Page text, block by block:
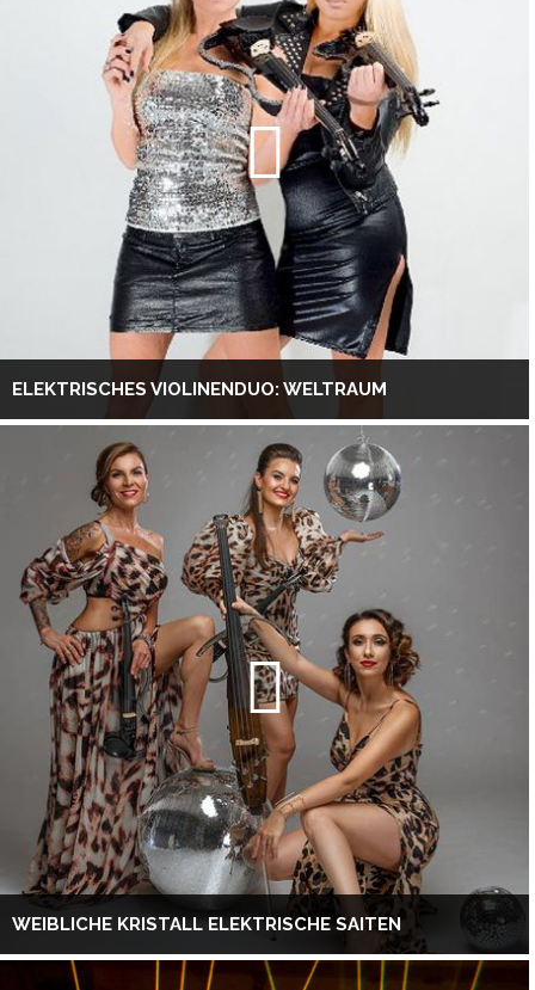
ELEKTRISCHES VIOLINENDUO: WELTRAUM
WEIBLICHE KRISTALL ELEKTRISCHE SAITEN